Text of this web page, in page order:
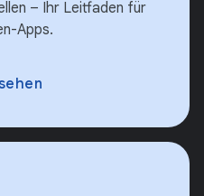
– Ihr Leitfaden für
Apps.